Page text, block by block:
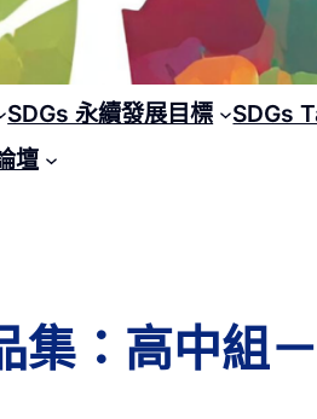
SDGs 永續發展目標
SDGs
壇
集：高中組